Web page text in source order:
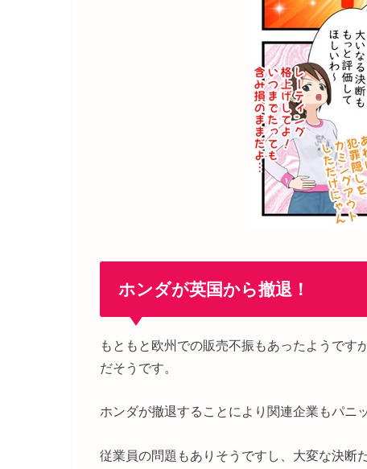
ホンダが英国から撤退！
もともと欧州での販売不振もあったようです
だそうです。
ホンダが撤退することにより関連企業もパニ
従業員の問題もありそうですし、大変な決断